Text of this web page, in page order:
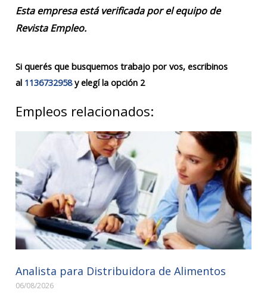
Esta empresa está verificada por el equipo de
Revista Empleo.
Si querés que busquemos trabajo por vos, escribinos
al 1136732958y elegí la opción 2
Empleos relacionados:
Analista para Distribuidora de Alimentos
06/08/2026